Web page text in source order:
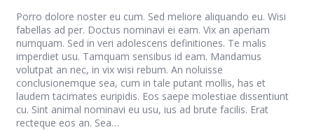
Porro dolore noster eu cum. Sed meliore aliquando eu. Wisi
fabellas ad per. Doctus nominavi ei eam. Vix an aperiam
numquam. Sed in veri adolescens definitiones. Te malis
imperdiet usu. Tamquam sensibus id eam. Mandamus
volutpat an nec, in vix wisi rebum. An noluisse
conclusionemque sea, cum in tale putant mollis, has et
laudem tacimates euripidis. Eos saepe molestiae dissentiunt
cu. Sint animal nominavi eu usu, ius ad brute facilis. Erat
recteque eos an. Sea…